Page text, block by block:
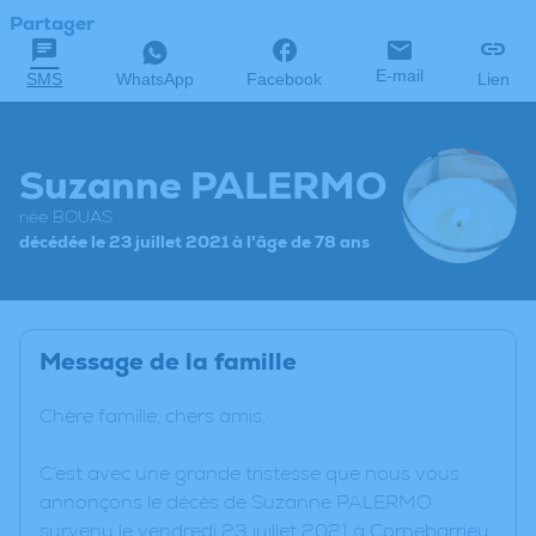
Partager
SMS WhatsApp Facebook E-mail Lien
Suzanne PALERMO
née BOUAS
décédée le 23 juillet 2021 à l'âge de 78 ans
Message de la famille
Chère famille, chers amis,
C’est avec une grande tristesse que nous vous
annonçons le décès de Suzanne PALERMO
survenu le vendredi 23 juillet 2021 à Cornebarrieu.